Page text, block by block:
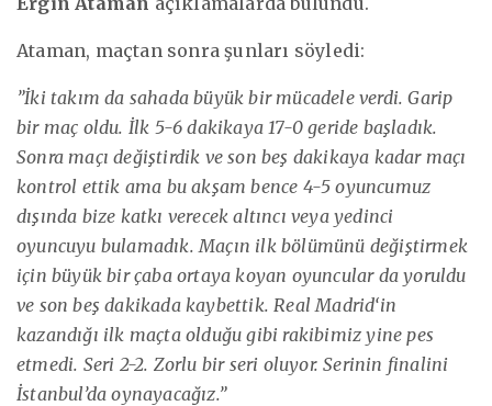
Ataman, maçtan sonra şunları söyledi:
”İki takım da sahada büyük bir mücadele verdi. Garip
bir maç oldu. İlk 5-6 dakikaya 17-0 geride başladık.
Sonra maçı değiştirdik ve son beş dakikaya kadar maçı
kontrol ettik ama bu akşam bence 4-5 oyuncumuz
dışında bize katkı verecek altıncı veya yedinci
oyuncuyu bulamadık. Maçın ilk bölümünü değiştirmek
için büyük bir çaba ortaya koyan oyuncular da yoruldu
ve son beş dakikada kaybettik. Real Madrid‘in
kazandığı ilk maçta olduğu gibi rakibimiz yine pes
etmedi. Seri 2-2. Zorlu bir seri oluyor. Serinin finalini
İstanbul’da oynayacağız.”